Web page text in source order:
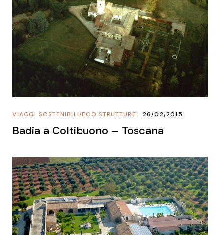
ECO STRUTTURE
/
VIAGGI SOSTENIBILI 26/02/2015
Badia a Coltibuono – Toscana